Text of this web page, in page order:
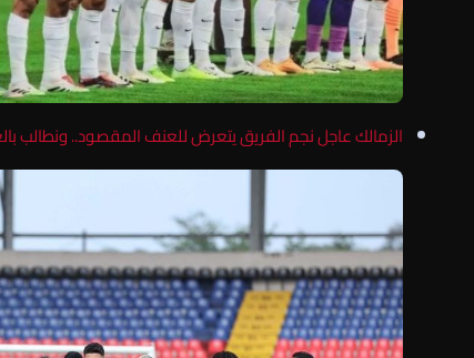
الزمالك عاجل نجم الفريق يتعرض للعنف المقصود.. ونطالب